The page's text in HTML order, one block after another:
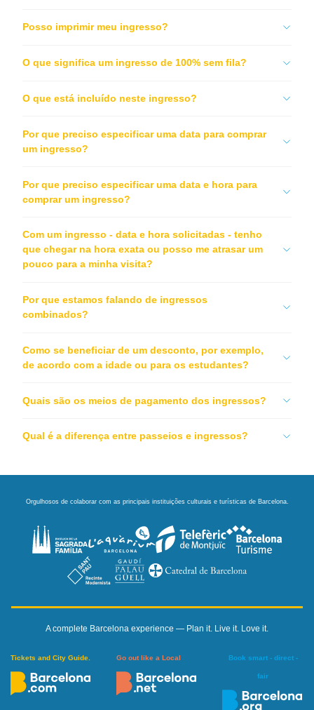
Posso imprimir meu ingresso?
O que significa um ingresso de 100% sem fila?
O que está incluído neste ingresso?
Por que preciso especificar uma data para comprar
um ingresso?
Por que preciso especificar uma data e hora para
comprar um ingresso?
Com um ingresso - data e hora solicitadas - tenho
que chegar na hora exata ou posso me atrasar um
pouco para a minha visita?
Por que estamos falando de ingressos
combinados?
Como se beneficiar de um desconto, por exemplo,
de acordo com a idade ou para os estudantes?
Quais são os meios de pagamento dos ingressos?
Qual é a diferença entre passeios e ingressos?
Orgulhosos de colaborar com as principais instituições culturais e turísticas de Barcelona.
A complete Barcelona experience — Plan it. Live it. Love it.
Tickets and City Guide. Go out like a Local Book smart - direct -
fair